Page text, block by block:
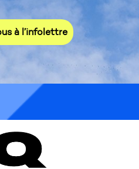
à l’infolettre
uniquement aux clients
votre compréhension.